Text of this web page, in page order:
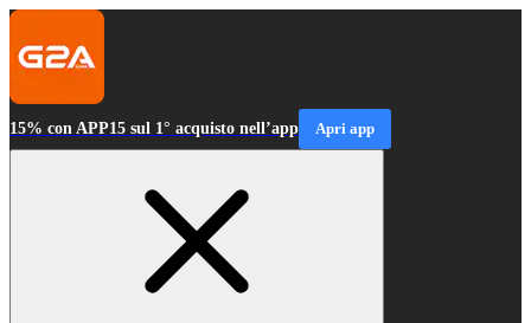
15% con APP15 sul 1° acquisto nell’app Apri app